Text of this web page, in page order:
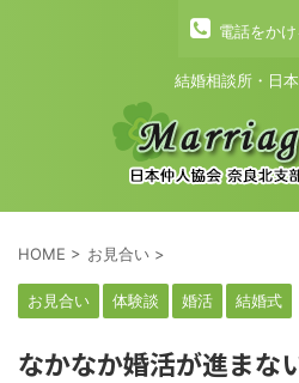
電話をかけ
結婚相談所・日
HOME > お見合い >
お見合い 体験談 婚活 結婚式
なかなか婚活が進まな